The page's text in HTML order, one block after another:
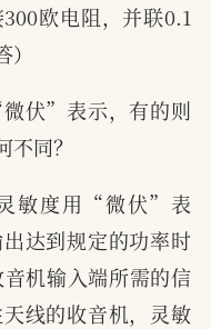
欧电阻，并联0.1
伏”表示，有的则
同？
敏度用“微伏”表
达到规定的功率时
音机输入端所需的信
线的收音机，灵敏